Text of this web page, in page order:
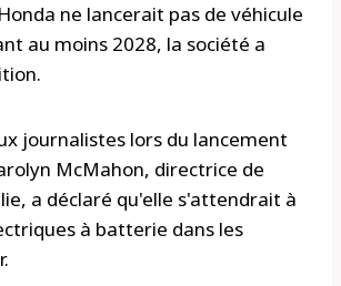
ne lancerait pas de véhicule
au moins 2028, la société a
journalistes lors du lancement
McMahon, directrice de
a déclaré qu'elle s'attendrait à
à batterie dans les